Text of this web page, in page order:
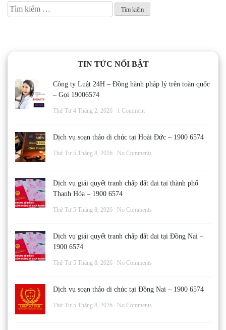
Tìm
kiếm
TIN TỨC NỔI BẬT
Công ty Luật 24H – Đồng hành pháp lý trên toàn quốc
– Gọi 19006574
Thứ Tư 4 Tháng 2, 2026 1 Comment
Dịch vụ soạn thảo di chúc tại Hoài Đức – 1900 6574
Thứ Tư 5 Tháng 8, 2026 No Comments
Dịch vụ giải quyết tranh chấp đất đai tại thành phố
Thanh Hóa – 1900 6574
Thứ Tư 5 Tháng 8, 2026 No Comments
Dịch vụ giải quyết tranh chấp đất đai tại Đồng Nai –
1900 6574
Thứ Tư 5 Tháng 8, 2026 No Comments
Dịch vụ soạn thảo di chúc tại Đồng Nai – 1900 6574
Thứ Tư 5 Tháng 8, 2026 No Comments